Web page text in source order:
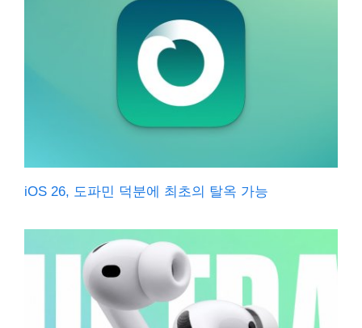
iOS 26, 도파민 덕분에 최초의 탈옥 가능